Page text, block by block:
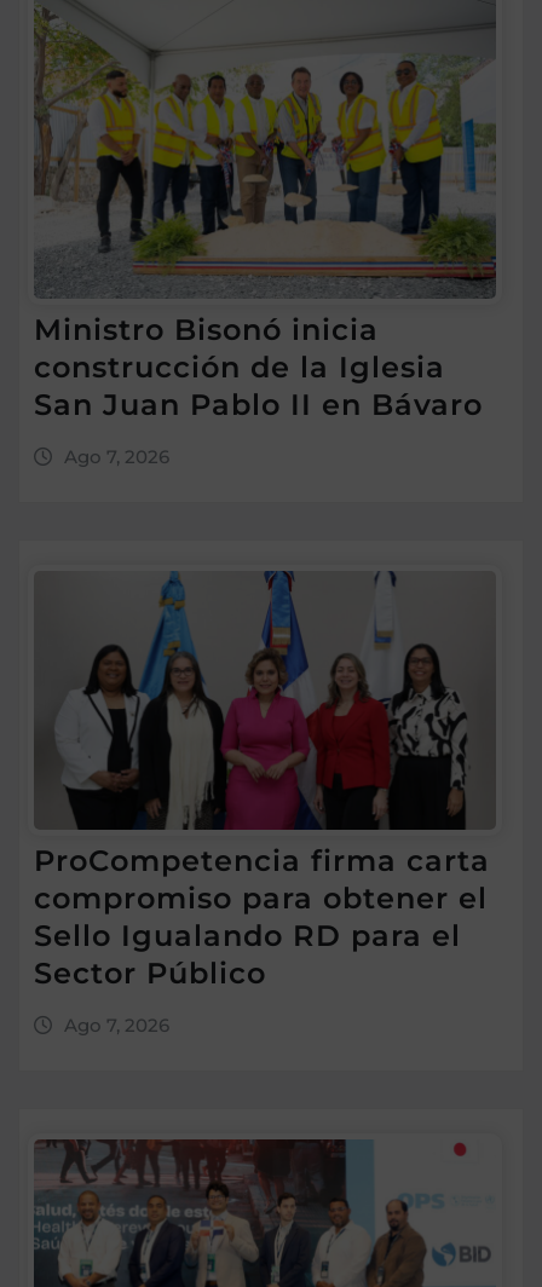
Ministro Bisonó inicia
construcción de la Iglesia
San Juan Pablo II en Bávaro
Ago 7, 2026
ProCompetencia firma carta
compromiso para obtener el
Sello Igualando RD para el
Sector Público
Ago 7, 2026